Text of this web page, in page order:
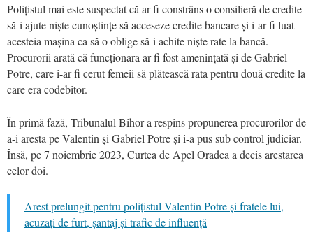
Polițistul mai este suspectat că ar fi constrâns o consilieră de credite
să-i ajute niște cunoștințe să acceseze credite bancare și i-ar fi luat
acesteia mașina ca să o oblige să-i achite niște rate la bancă.
Procurorii arată că funcționara ar fi fost amenințată și de Gabriel
Potre, care i-ar fi cerut femeii să plătească rata pentru două credite la
care era codebitor.
În primă fază, Tribunalul Bihor a respins propunerea procurorilor de
a-i aresta pe Valentin și Gabriel Potre și i-a pus sub control judiciar.
Însă, pe 7 noiembrie 2023, Curtea de Apel Oradea a decis arestarea
celor doi.
Arest prelungit pentru polițistul Valentin Potre și fratele lui,
acuzați de furt, șantaj și trafic de influență